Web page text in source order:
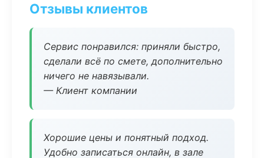
Отзывы клиентов
Сервис понравился: приняли быстро,
сделали всё по смете, дополнительно
ничего не навязывали.
— Клиент компании
Хорошие цены и понятный подход.
Удобно записаться онлайн, в зале